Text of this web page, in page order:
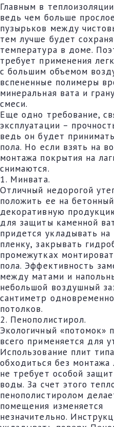
Главным в
ведь чем больше
пузырьков между
тем лучше будет
температура в доме.
требует применения
с большим объемом
вспененные полимеры
минеральная вата и
смеси.
Еще одно требование,
эксплуатации –
ведь он будет
пола. Но если взять на
монтажа покрытия на
снимаются.
1. Минвата.
Отличный недорогой
положить ее на
декоративную
для защиты каменной
придется укладывать
пленку, закрывать
промежутках
пола. Эффективность
между матами и
небольшой воздушный
сантиметр
потолков.
2. Пенополистирол.
Экологичный «потомок»
всего применяется для
Использование плит
обходиться без монтажа
не требует особой
воды. За счет этого
пенополистиролом
помещения изменяется
незначительно.